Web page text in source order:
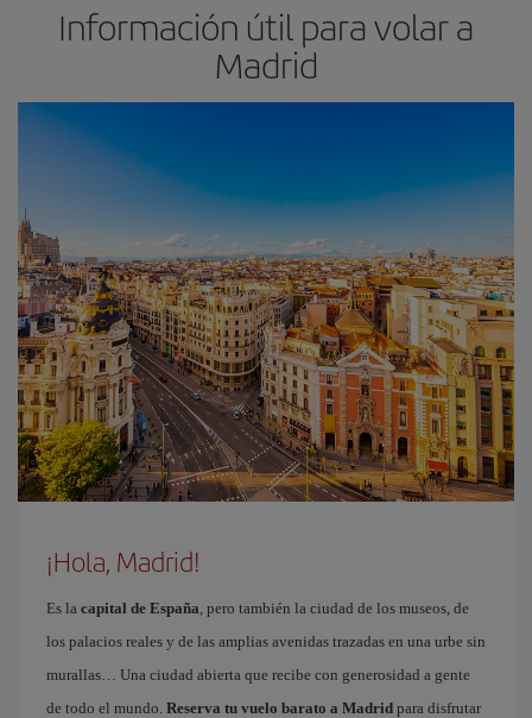
Información útil para volar a
Madrid
¡Hola, Madrid!
Es la capital de España, pero también la ciudad de los museos, de
los palacios reales y de las amplias avenidas trazadas en una urbe sin
murallas… Una ciudad abierta que recibe con generosidad a gente
de todo el mundo. Reserva tu vuelo barato a Madrid para disfrutar